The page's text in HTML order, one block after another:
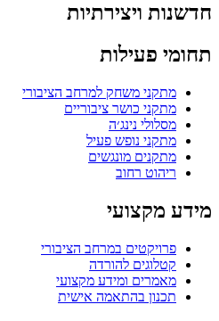
חדשנות ויצירתיות
תחומי פעילות
מתקני משחק למרחב הציבורי
מתקני כושר ציבוריים
מסלולי נינג׳ה
מתקני נופש פעיל
מתקנים מונגשים
ריהוט רחוב
מידע מקצועי
פרויקטים במרחב הציבורי
קטלוגים להורדה
מאמרים ומידע מקצועי
תכנון בהתאמה אישית